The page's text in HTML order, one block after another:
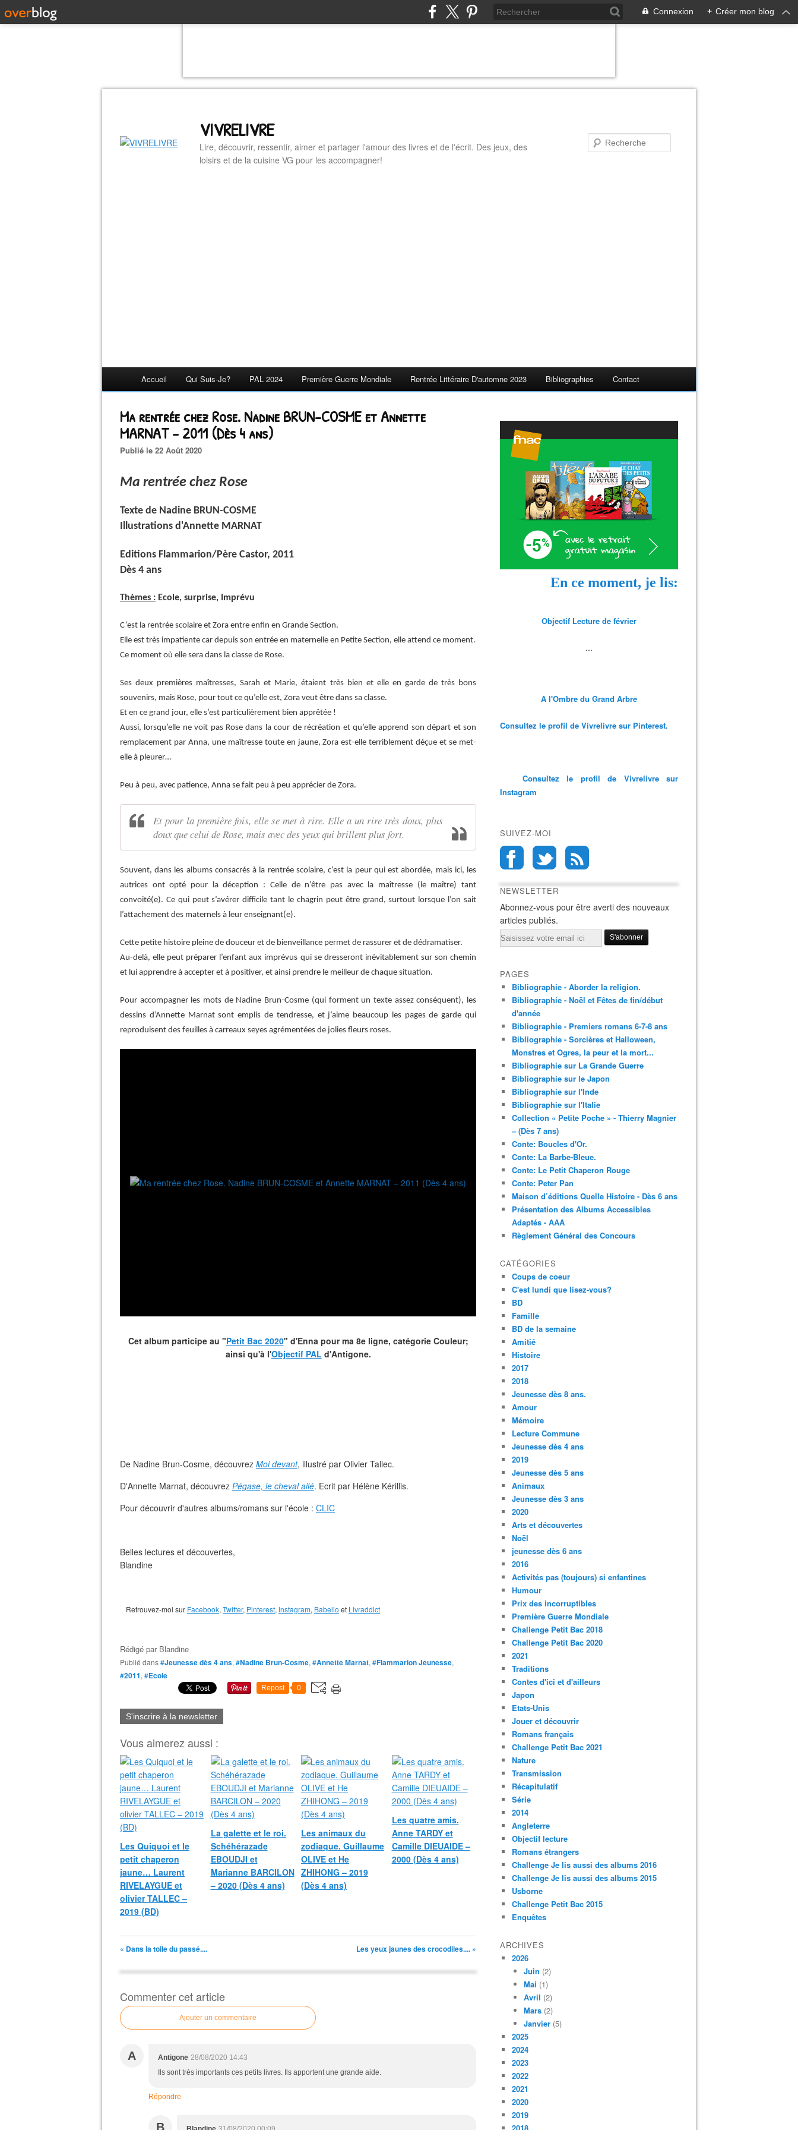
Connexion + Créer mon blog
VIVRELIVRE
Lire, découvrir, ressentir, aimer et partager l'amour des livres et de l'écrit. Des jeux, des
loisirs et de la cuisine VG pour les accompagner!
Accueil Qui Suis-Je? PAL 2024 Première Guerre Mondiale Rentrée Littéraire D'automne 2023 Bibliographies Contact
Ma rentrée chez Rose. Nadine BRUN-COSME et Annette
MARNAT – 2011 (Dès 4 ans)
Publié le 22 Août 2020
Ma rentrée chez Rose
Texte de Nadine BRUN-COSME
Illustrations d'Annette MARNAT
Editions Flammarion/Père Castor, 2011
Dès 4 ans
Thèmes : Ecole, surprise, Imprévu
C’est la rentrée scolaire et Zora entre enfin en Grande Section.
Elle est très impatiente car depuis son entrée en maternelle en Petite Section, elle attend ce moment.
Ce moment où elle sera dans la classe de Rose.
Ses deux premières maîtresses, Sarah et Marie, étaient très bien et elle en garde de très bons
souvenirs, mais Rose, pour tout ce qu’elle est, Zora veut être dans sa classe.
Et en ce grand jour, elle s’est particulièrement bien apprêtée !
Aussi, lorsqu’elle ne voit pas Rose dans la cour de récréation et qu’elle apprend son départ et son
remplacement par Anna, une maîtresse toute en jaune, Zora est-elle terriblement déçue et se met-
elle à pleurer…
Peu à peu, avec patience, Anna se fait peu à peu apprécier de Zora.
Et pour la première fois, elle se met à rire. Elle a un rire très doux, plus
doux que celui de Rose, mais avec des yeux qui brillent plus fort.
Souvent, dans les albums consacrés à la rentrée scolaire, c’est la peur qui est abordée, mais ici, les
autrices ont opté pour la déception : Celle de n’être pas avec la maîtresse (le maître) tant
convoité(e). Ce qui peut s’avérer difficile tant le chagrin peut être grand, surtout lorsque l’on sait
l’attachement des maternels à leur enseignant(e).
Cette petite histoire pleine de douceur et de bienveillance permet de rassurer et de dédramatiser.
Au-delà, elle peut préparer l’enfant aux imprévus qui se dresseront inévitablement sur son chemin
et lui apprendre à accepter et à positiver, et ainsi prendre le meilleur de chaque situation.
Pour accompagner les mots de Nadine Brun-Cosme (qui forment un texte assez conséquent), les
dessins d’Annette Marnat sont emplis de tendresse, et j’aime beaucoup les pages de garde qui
reproduisent des feuilles à carreaux seyes agrémentées de jolies fleurs roses.
Cet album participe au "Petit Bac 2020" d'Enna pour ma 8e ligne, catégorie Couleur;
ainsi qu'à l'Objectif PAL d'Antigone.
De Nadine Brun-Cosme, découvrez Moi devant, illustré par Olivier Tallec.
D'Annette Marnat, découvrez Pégase, le cheval ailé. Ecrit par Hélène Kérillis.
Pour découvrir d'autres albums/romans sur l'école : CLIC
Belles lectures et découvertes,
Blandine
Retrouvez-moi sur Facebook, Twitter, Pinterest, Instagram, Babelio et Livraddict
Rédigé par Blandine
Publié dans#Jeunesse dès 4 ans, #Nadine Brun-Cosme, #Annette Marnat, #Flammarion Jeunesse,
#2011, #Ecole
Repost 0
S'inscrire à la newsletter
Vous aimerez aussi :
Les Quiquoi et le
petit chaperon
jaune… Laurent
RIVELAYGUE et
olivier TALLEC –
2019 (BD)
La galette et le roi.
Schéhérazade
EBOUDJI et
Marianne BARCILON
– 2020 (Dès 4 ans)
Les animaux du
zodiaque. Guillaume
OLIVE et He
ZHIHONG – 2019
(Dès 4 ans)
Les quatre amis.
Anne TARDY et
Camille DIEUAIDE –
2000 (Dès 4 ans)
« Dans la toile du passé.... Les yeux jaunes des crocodiles.... »
Commenter cet article
Ajouter un commentaire
A Antigone 28/08/2020 14:43
Ils sont très importants ces petits livres. Ils apportent une grande aide.
Répondre
B
En ce moment, je lis:
Objectif Lecture de février
...
A l'Ombre du Grand Arbre
Consultez le profil de Vivrelivre sur Pinterest.
Consultez le profil de Vivrelivre sur
Instagram
SUIVEZ-MOI
NEWSLETTER
Abonnez-vous pour être averti des nouveaux
articles publiés.
Email
PAGES
Bibliographie - Aborder la religion.
Bibliographie - Noël et Fêtes de fin/début
d'année
Bibliographie - Premiers romans 6-7-8 ans
Bibliographie - Sorcières et Halloween,
Monstres et Ogres, la peur et la mort...
Bibliographie sur La Grande Guerre
Bibliographie sur le Japon
Bibliographie sur l'Inde
Bibliographie sur l'Italie
Collection « Petite Poche » - Thierry Magnier
– (Dès 7 ans)
Conte: Boucles d'Or.
Conte: La Barbe-Bleue.
Conte: Le Petit Chaperon Rouge
Conte: Peter Pan
Maison d’éditions Quelle Histoire - Dès 6 ans
Présentation des Albums Accessibles
Adaptés - AAA
Règlement Général des Concours
CATÉGORIES
Coups de coeur
C'est lundi que lisez-vous?
BD
Famille
BD de la semaine
Amitié
Histoire
2017
2018
Jeunesse dès 8 ans.
Amour
Mémoire
Lecture Commune
Jeunesse dès 4 ans
2019
Jeunesse dès 5 ans
Animaux
Jeunesse dès 3 ans
2020
Arts et découvertes
Noël
jeunesse dès 6 ans
2016
Activités pas (toujours) si enfantines
Humour
Prix des incorruptibles
Première Guerre Mondiale
Challenge Petit Bac 2018
Challenge Petit Bac 2020
2021
Traditions
Contes d'ici et d'ailleurs
Japon
Etats-Unis
Jouer et découvrir
Romans français
Challenge Petit Bac 2021
Nature
Transmission
Récapitulatif
Série
2014
Angleterre
Objectif lecture
Romans étrangers
Challenge Je lis aussi des albums 2016
Challenge Je lis aussi des albums 2015
Usborne
Challenge Petit Bac 2015
Enquêtes
ARCHIVES
2026
Juin (2)
Mai (1)
Avril (2)
Mars (2)
Janvier (5)
2025
2024
2023
2022
2021
2020
2019